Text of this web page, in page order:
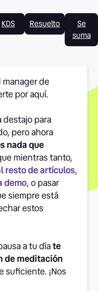
KDS Resuelto
Se
suma
manager de
por aquí.
destajo para
pero ahora
nada que
mientras tanto,
resto de artículos,
demo, o pasar
siempre está
estos
a tu díate
de meditación
suficiente. ¡Nos